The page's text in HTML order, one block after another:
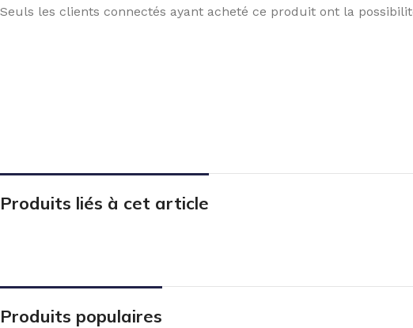
Seuls les clients connectés ayant acheté ce produit ont la
Produits liés à cet article
Produits populaires